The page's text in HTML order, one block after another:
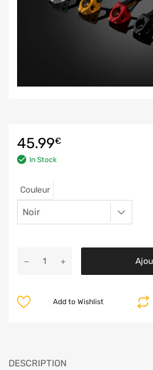
45.99€
In Stock
Couleur
Add to Wishlist
DESCRIPTION